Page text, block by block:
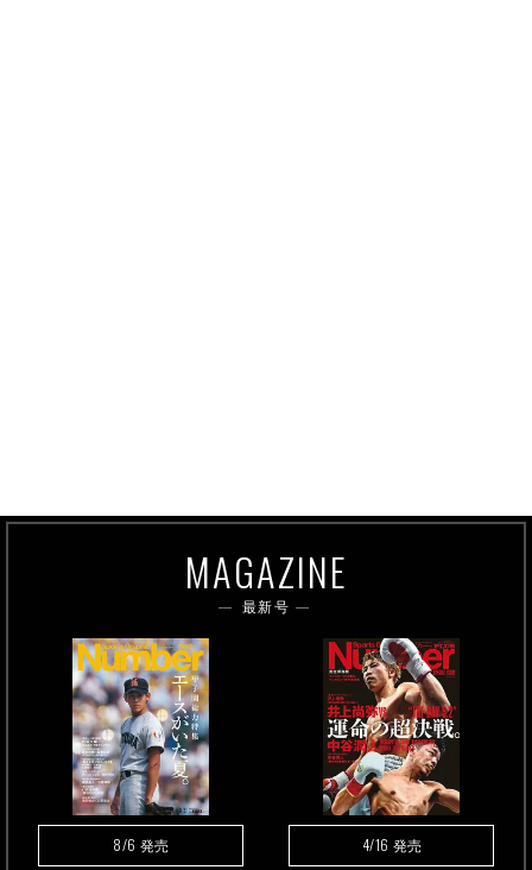
MAGAZINE
最新号
8/6 発売 4/16 発売